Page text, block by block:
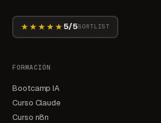
★★★★★ 5/5SORTLIST
FORMACIÓN
Bootcamp IA
Curso Claude
Curso n8n